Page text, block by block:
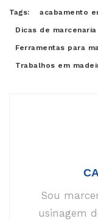
Tags: acabamento
Dicas de marcenaria
Ferramentas para
Trabalhos em
Sou
usinagem